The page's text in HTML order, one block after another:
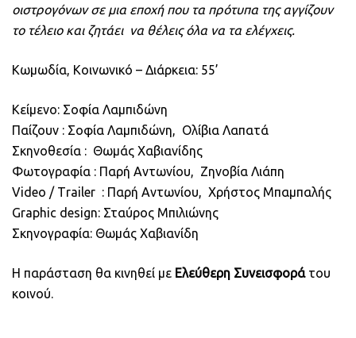
οιστρογόνων σε μια εποχή που τα πρότυπα της αγγίζουν
το τέλειο και ζητάει να θέλεις όλα να τα ελέγχεις.
Κωμωδία, Κοινωνικό – Διάρκεια: 55’
Κείμενο: Σοφία Λαμπιδώνη
Παίζουν : Σοφία Λαμπιδώνη, Ολίβια Λαπατά
Σκηνοθεσία : Θωμάς Χαβιανίδης
Φωτογραφία : Παρή Αντωνίου, Ζηνοβία Λιάπη
Video / Τrailer : Παρή Αντωνίου, Χρήστος Μπαμπαλής
Graphic design: Σταύρος Μπιλιώνης
Σκηνογραφία: Θωμάς Χαβιανίδη
Η παράσταση θα κινηθεί με Ελεύθερη Συνεισφορά του
κοινού.